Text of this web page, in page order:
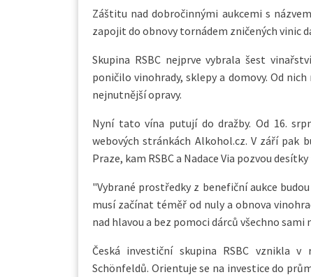
Záštitu nad dobročinnými aukcemi s
zapojit do obnovy tornádem zničených vinic
Skupina RSBC nejprve vybrala šest
poničilo vinohrady, sklepy a domovy. Od
nejnutnější opravy.
Nyní tato vína putují do dražby. Od 16.
webových stránkách Alkohol.cz. V září pak
Praze, kam RSBC a Nadace Via pozvou
"Vybrané prostředky z benefiční aukce
musí začínat téměř od nuly a obnova
nad hlavou a bez pomoci dárců všechno
Česká investiční skupina RSBC vznikla
Schönfeldů. Orientuje se na investice do